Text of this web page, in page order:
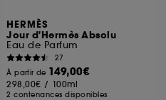
HERMÈS
Jour d'Hermès Absolu
Eau de Parfum
27
À partir de 149,00€
298,00€ / 100ml
2 contenances disponibles